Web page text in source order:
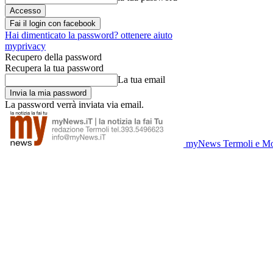
Fai il login con facebook
Hai dimenticato la password? ottenere aiuto
myprivacy
Recupero della password
Recupera la tua password
La tua email
La password verrà inviata via email.
myNews Termoli e